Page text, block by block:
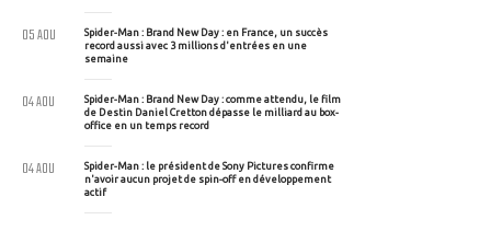
Spider-Man : Brand New Day : en France, un succès
record aussi avec 3 millions d'entrées en une
semaine
05 AOU
Spider-Man : Brand New Day : comme attendu, le film
de Destin Daniel Cretton dépasse le milliard au box-
office en un temps record
04 AOU
Spider-Man : le président de Sony Pictures confirme
n'avoir aucun projet de spin-off en développement
actif
04 AOU